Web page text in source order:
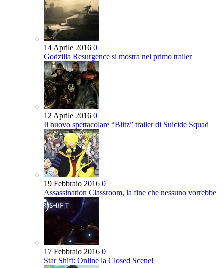
14 Aprile 2016 0
Godzilla Resurgence si mostra nel primo trailer
12 Aprile 2016 0
Il nuovo spettacolare “Blitz” trailer di Suicide Squad
19 Febbraio 2016 0
Assassination Classroom, la fine che nessuno vorrebbe
17 Febbraio 2016 0
Star Shift: Online la Closed Scene!